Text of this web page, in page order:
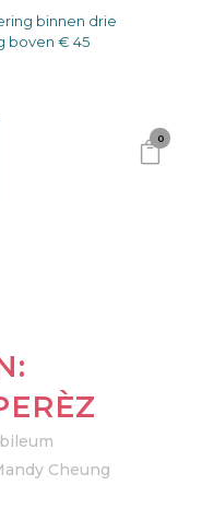
binnen drie
boven € 45
0
Cheung